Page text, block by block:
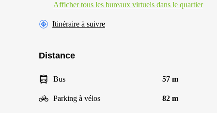
Afficher tous les bureaux virtuels dans le quartier
Itinéraire à suivre
Distance
Bus 57 m
Parking à vélos 82 m